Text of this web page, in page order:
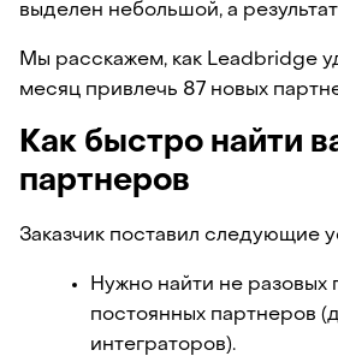
выделен небольшой, а
Мы расскажем, как Leadbridge
месяц привлечь 87 новых
Как быстро найти
партнеров
Заказчик поставил следующие
Нужно найти не разовых
постоянных партнеров
интеграторов).